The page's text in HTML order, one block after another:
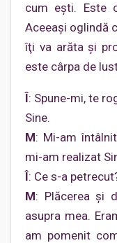
cum eşti. Este
Aceeaşi oglindă
îţi va arăta şi
este cârpa de
Î: Spune-mi, te
Sine.
M: Mi-am
mi-am realizat
Î: Ce s-a
M: Plăcerea şi
asupra mea.
am pomenit